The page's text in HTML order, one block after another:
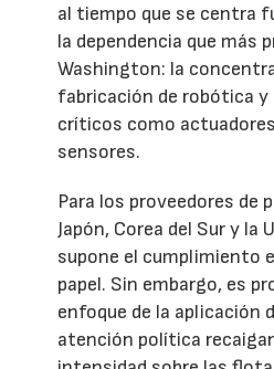
al tiempo que se centra
la dependencia que más
Washington: la
fabricación de robótica
críticos como
sensores.
Para los proveedores de
Japón, Corea del Sur y la
supone el cumplimiento
papel. Sin embargo, es
enfoque de la aplicación
atención política